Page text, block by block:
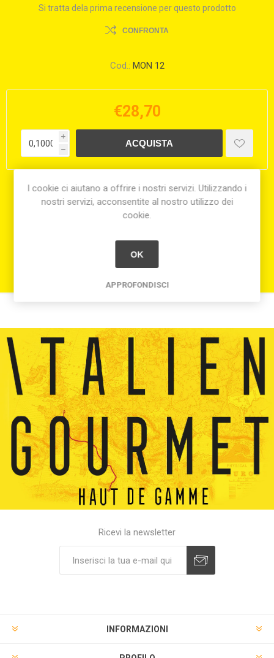
Si tratta dela prima recensione per questo prodotto
CONFRONTA
Cod.: MON 12
€28,70
i
h
Condividi:
Ricevi la newsletter
INFORMAZIONI
I cookie ci aiutano a offrire i nostri servizi. Utilizzando i
nostri servizi, acconsentite al nostro utilizzo dei
cookie.
OK
APPROFONDISCI